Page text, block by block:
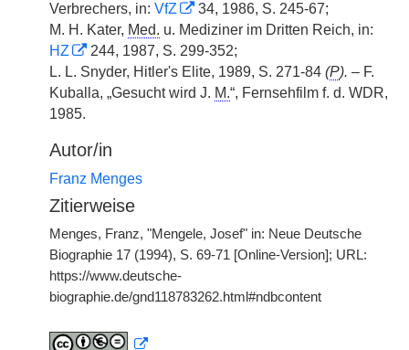
Verbrechers, in: VfZ
34, 1986, S. 245-67;
M. H. Kater, Med. u. Mediziner im Dritten Reich, in:
HZ
244, 1987, S. 299-352;
L. L. Snyder, Hitler's Elite, 1989, S. 271-84 (P). – F.
Kuballa, „Gesucht wird J. M.“, Fernsehfilm f. d. WDR,
1985.
Autor/in
Franz Menges
Zitierweise
Menges, Franz, "Mengele, Josef" in: Neue Deutsche
Biographie 17 (1994), S. 69-71 [Online-Version]; URL:
https://www.deutsche-
biographie.de/gnd118783262.html#ndbcontent